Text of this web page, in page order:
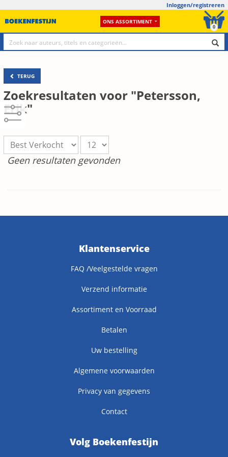
Inloggen/registreren
ONS ASSORTIMENT
0
TERUG
Zoekresultaten voor "Petersson,
Erik"
Geen resultaten gevonden
Klantenservice
FAQ /Veelgestelde vragen
Verzend informatie
Assortiment en Voorraad
Betalen
Uw bestelling
Algemene voorwaarden
Privacy van gegevens
Contact
Volg Boekenfestijn